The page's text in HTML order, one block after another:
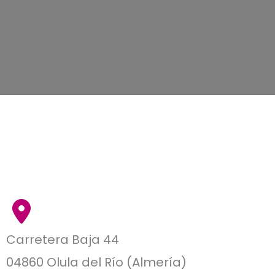
Carretera Baja 44
04860 Olula del Río (Almería)